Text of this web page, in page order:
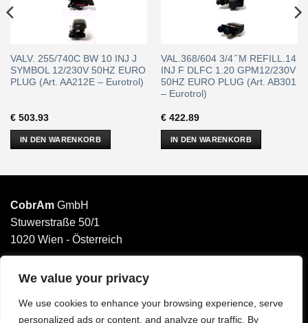
We value your privacy
We use cookies to enhance your browsing experience, serve
personalized ads or content, and analyze our traffic. By
VALV. 255/740C BW 10 INJ J
SYMBOL 12/230V 50HZ EURO
PLUG (Art. AA212E – Eurotrol)
€503.93
IN DEN WARENKORB
VAL.368/604 3/4 ̋ M REFILL.14
INJ F DLFC 1.20 GPM12/230V
50HZ EURO PLUG (Art. AB301
– Eurotrol)
€422.89
IN DEN WARENKORB
CobrAm GmbH
Stuwerstraße 50/1
1020 Wien - Österreich
______________________
Email: office@cobram.gmbh
Impressum